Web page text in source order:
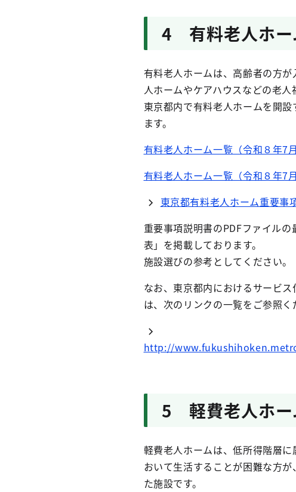
4 有料老人ホー
有料老人ホームは、高齢者の方
人ホームやケアハウスなどの老人
東京都内で有料老人ホームを開
ます。
有料老人ホーム一覧（令和８年7
有料老人ホーム一覧（令和８年7
東京都有料老人ホーム重要事
重要事項説明書のPDFファイル
表」を掲載しております。
施設選びの参考としてください。
なお、東京都内におけるサービ
は、次のリンクの一覧をご参照く
http://
5 軽費老人ホー
軽費老人ホームは、低所得階層
おいて生活することが困難な方
た施設です。